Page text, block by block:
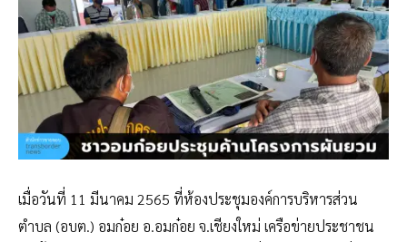
เมื่อวันที่ 11 มีนาคม 2565 ที่ห้องประชุมองค์การบริหารส่วน
ตำบล (อบต.) อมก๋อย อ.อมก๋อย จ.เชียงใหม่ เครือข่ายประชาชน